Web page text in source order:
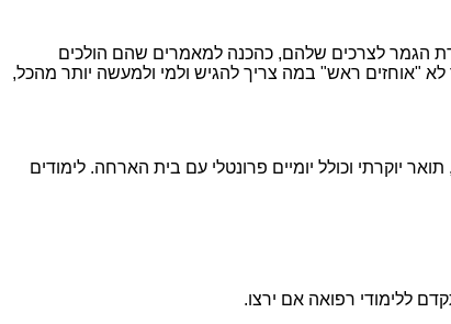
הגמר לצרכים שלהם, כהכנה למאמרים שהם הולכים
"אוחזים ראש" במה צריך להגיש ולמי ולמעשה יותר מהכל,
יוקרתי וכולל יומיים פרונטלי עם בית הארחה. לימודים